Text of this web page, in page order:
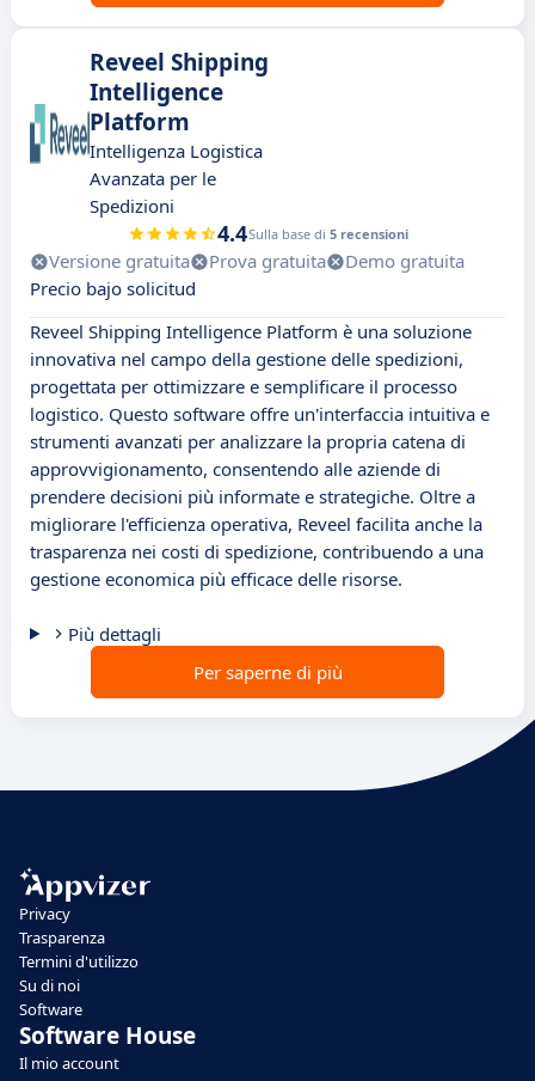
Reveel Shipping
Intelligence
Platform
Intelligenza Logistica
Avanzata per le
Spedizioni
4.4Sulla base di 5 recensioni
Versione gratuita Prova gratuita
Demo gratuita
Precio bajo solicitud
Reveel Shipping Intelligence Platform è una soluzione
innovativa nel campo della gestione delle spedizioni,
progettata per ottimizzare e semplificare il processo
logistico. Questo software offre un'interfaccia intuitiva e
strumenti avanzati per analizzare la propria catena di
approvvigionamento, consentendo alle aziende di
prendere decisioni più informate e strategiche. Oltre a
migliorare l'efficienza operativa, Reveel facilita anche la
trasparenza nei costi di spedizione, contribuendo a una
gestione economica più efficace delle risorse.
Più dettagli
Per saperne di più
Privacy
Trasparenza
Termini d'utilizzo
Su di noi
Software
Software House
Il mio account